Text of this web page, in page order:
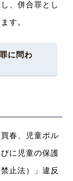
、併合罪とし
す。
に問わ
春、児童ポル
に児童の保護
止法）」違反